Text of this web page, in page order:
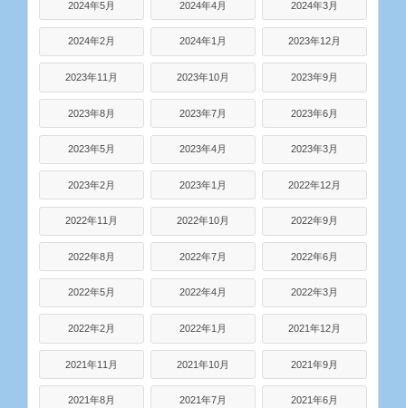
2024年5月 2024年4月 2024年3月
2024年2月 2024年1月 2023年12月
2023年11月 2023年10月 2023年9月
2023年8月 2023年7月 2023年6月
2023年5月 2023年4月 2023年3月
2023年2月 2023年1月 2022年12月
2022年11月 2022年10月 2022年9月
2022年8月 2022年7月 2022年6月
2022年5月 2022年4月 2022年3月
2022年2月 2022年1月 2021年12月
2021年11月 2021年10月 2021年9月
2021年8月 2021年7月 2021年6月